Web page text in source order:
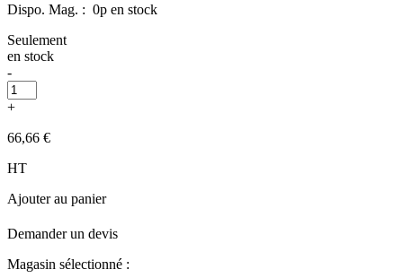
Dispo. Mag. : 0p en stock
Seulement
en stock
-
+
66,66 €
HT
Ajouter au panier
Demander un devis
Magasin sélectionné :